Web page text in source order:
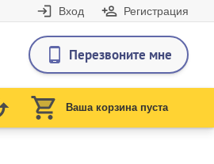
Вход Регистрация
Перезвоните мне
Ваша корзина пуста